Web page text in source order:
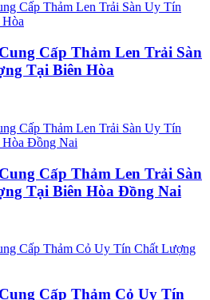
Cấp Thảm Len Trải Sàn
Tại Biên Hòa
Cấp Thảm Len Trải Sàn
Tại Biên Hòa Đồng Nai
Cấp Thảm Cỏ Uy Tín